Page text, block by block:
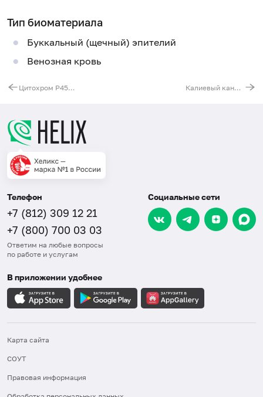
Тип биоматериала
Буккальный (щечный) эпителий
Венозная кровь
Цитохром P450, семейство 2, субсемейство C, полипептид 9 (CYP2C9). Выявление мутации C430T (Arg144Cys) Калиевый канал (KCNJ11). Выявление мутации C67T (Lys23Gln)
Телефон
+7 (812) 309 12 21
+7 (800) 700 03 03
Ответим на любые вопросы
по работе и услугам
Социальные сети
В приложении удобнее
Карта сайта
СОУТ
Правовая информация